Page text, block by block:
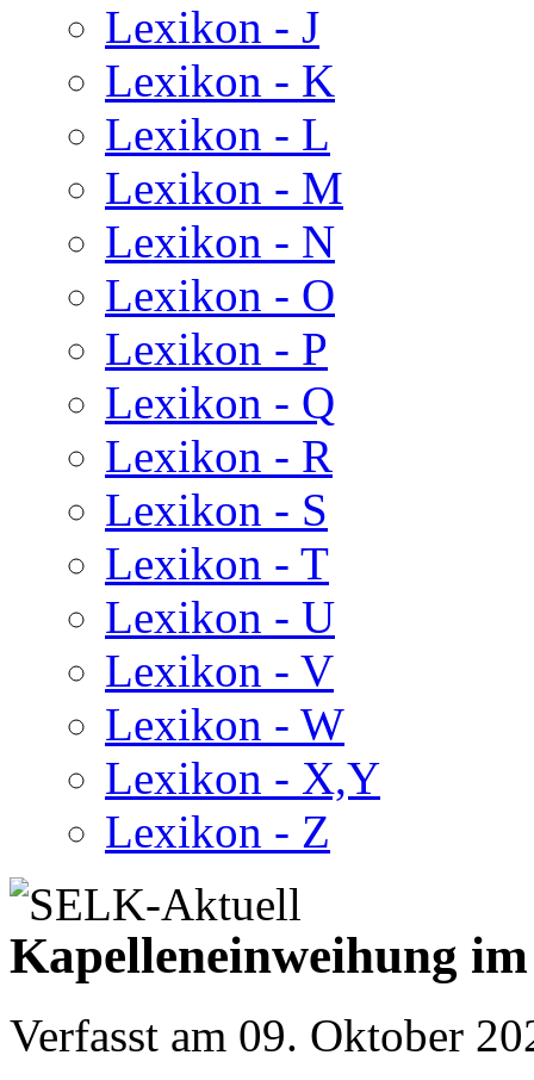
Lexikon - J
Lexikon - K
Lexikon - L
Lexikon - M
Lexikon - N
Lexikon - O
Lexikon - P
Lexikon - Q
Lexikon - R
Lexikon - S
Lexikon - T
Lexikon - U
Lexikon - V
Lexikon - W
Lexikon - X,Y
Lexikon - Z
Kapelleneinweihung
Verfasst am 09. Oktober